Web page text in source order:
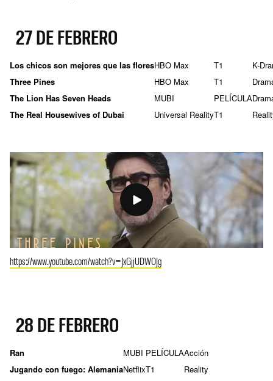
27 DE FEBRERO
Los chicos son mejores que las floresHBO Max T1
K-
Three Pines
HBO Max T1
The Lion Has Seven Heads
MUBI PELÍCULA
The Real Housewives of Dubai
Universal RealityT1
https://www.youtube.com/watch?v=JxGjjUDWOJg
28 DE FEBRERO
Ran MUBI PELÍCULAAcción
Jugando con fuego: AlemaniaNetflixT1 Reality